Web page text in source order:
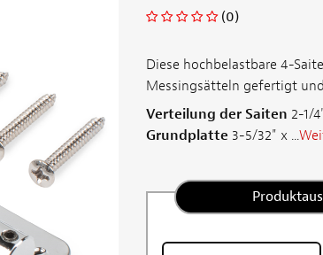
(0)
Diese hochbelastbare 4-
Messingsätteln gefertigt
Verteilung der Saiten 2-1/
Grundplatte 3-5/32" x ...